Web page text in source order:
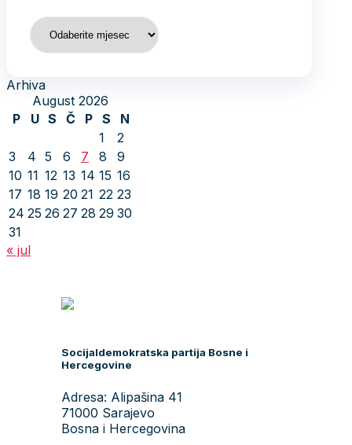
Arhiva
Arhiva
August 2026
P
U S Č P S
N
1
2
3
4 5 6 7 8
9
10 11 12 13 14 15 16
17 18 19 20 21 22 23
24 25 26 27 28 29 30
31
« jul
Socijaldemokratska partija Bosne i
Hercegovine
Adresa: Alipašina 41
71000 Sarajevo
Bosna i Hercegovina